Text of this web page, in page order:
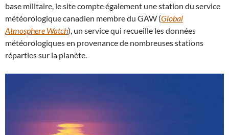
base militaire, le site compte également une station du service
météorologique canadien membre du GAW (Global
Atmosphere Watch), un service qui recueille les données
météorologiques en provenance de nombreuses stations
réparties sur la planète.